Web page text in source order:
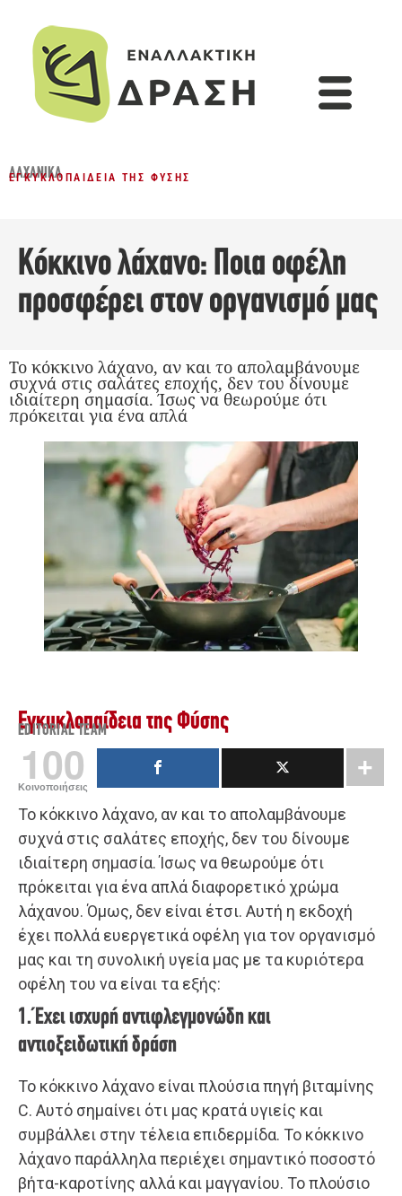
ΛΑΧΑΝΙΚΆ
ΕΓΚΥΚΛΟΠΑΊΔΕΙΑ ΤΗΣ ΦΎΣΗΣ
Κόκκινο λάχανο: Ποια οφέλη
προσφέρει στον οργανισμό μας
Το κόκκινο λάχανο, αν και το απολαμβάνουμε
συχνά στις σαλάτες εποχής, δεν του δίνουμε
ιδιαίτερη σημασία. Ίσως να θεωρούμε ότι
πρόκειται για ένα απλά
Εγκυκλοπαίδεια της Φύσης
EDITORIAL TEAM
100
Κοινοποιήσεις
Το κόκκινο λάχανο, αν και το απολαμβάνουμε
συχνά στις σαλάτες εποχής, δεν του δίνουμε
ιδιαίτερη σημασία. Ίσως να θεωρούμε ότι
πρόκειται για ένα απλά διαφορετικό χρώμα
λάχανου. Όμως, δεν είναι έτσι. Αυτή η εκδοχή
έχει πολλά ευεργετικά οφέλη για τον οργανισμό
μας και τη συνολική υγεία μας με τα κυριότερα
οφέλη του να είναι τα εξής:
1. Έχει ισχυρή αντιφλεγμονώδη και
αντιοξειδωτική δράση
Το κόκκινο λάχανο είναι πλούσια πηγή βιταμίνης
C. Αυτό σημαίνει ότι μας κρατά υγιείς και
συμβάλλει στην τέλεια επιδερμίδα. Το κόκκινο
λάχανο παράλληλα περιέχει σημαντικό ποσοστό
βήτα-καροτίνης αλλά και μαγγανίου. Το πλούσιο